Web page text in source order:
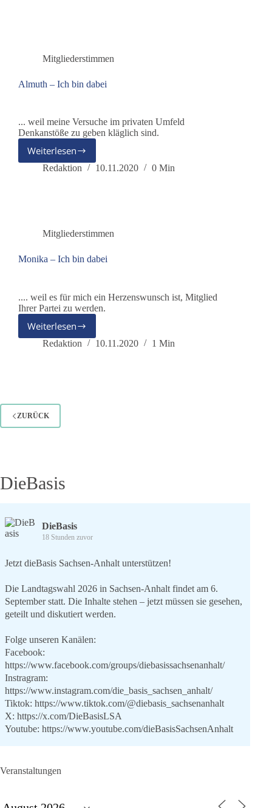
Mitgliederstimmen
Almuth – Ich bin dabei
... weil meine Versuche im privaten Umfeld
Denkanstöße zu geben kläglich sind.
Weiterlesen
Almuth
–
Redaktion 10.11.2020 0 Min
Mitgliederstimmen
Monika – Ich bin dabei
.... weil es für mich ein Herzenswunsch ist, Mitglied
Ihrer Partei zu werden.
Weiterlesen
Monika
–
Redaktion 10.11.2020 1 Min
ZURÜCK
DieBasis
DieBasis
18 Stunden zuvor
Jetzt dieBasis Sachsen-Anhalt unterstützen!
Die Landtagswahl 2026 in Sachsen-Anhalt findet am 6.
September statt. Die Inhalte stehen – jetzt müssen sie gesehen,
geteilt und diskutiert werden.
Folge unseren Kanälen:
Facebook:
https://www.facebook.com/groups/diebasissachsenanhalt/
Instragram:
https://www.instagram.com/die_basis_sachsen_anhalt/
Tiktok: https://www.tiktok.com/@diebasis_sachsenanhalt
X: https://x.com/DieBasisLSA
Youtube: https://www.youtube.com/dieBasisSachsenAnhalt
lohnt, dieBasis zu wählen.
Veranstaltungen